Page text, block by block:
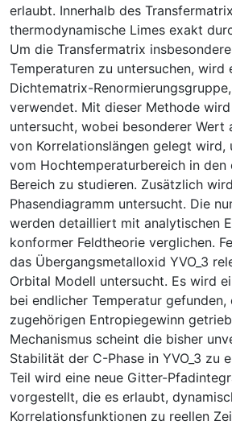
erlaubt. Innerhalb des
thermodynamische Limes exakt
Um die Transfermatrix
Temperaturen zu untersuchen, wird
Dichtematrix-
verwendet. Mit dieser Methode
untersucht, wobei besonderer Wert
von Korrelationslängen gelegt wird,
vom Hochtemperaturbereich in den
Bereich zu studieren. Zusätzlich
Phasendiagramm untersucht. Die
werden detailliert mit analytischen
konformer Feldtheorie verglichen.
das Übergangsmetalloxid YVO_3
Orbital Modell untersucht. Es wird
bei endlicher Temperatur gefunden,
zugehörigen Entropiegewinn
Mechanismus scheint die bisher
Stabilität der C-Phase in YVO_3 zu
Teil wird eine neue Gitter-
vorgestellt, die es erlaubt,
Korrelationsfunktionen zu reellen